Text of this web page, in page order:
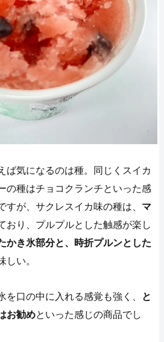
ば気になるのは種。同じくスイカ
の種はチョコクランチといった感
すが、サクレスイカ味の種は、 マ
おり、プルプルとした触感が楽し
かき氷部分と、時折プルンとした
しい。
を口の中に入れる感覚も強く、
と
お勧めといった感じの商品でし